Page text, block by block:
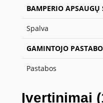
BAMPERIO APSAUGŲ
Spalva
GAMINTOJO
Pastabos
Įvertinimai